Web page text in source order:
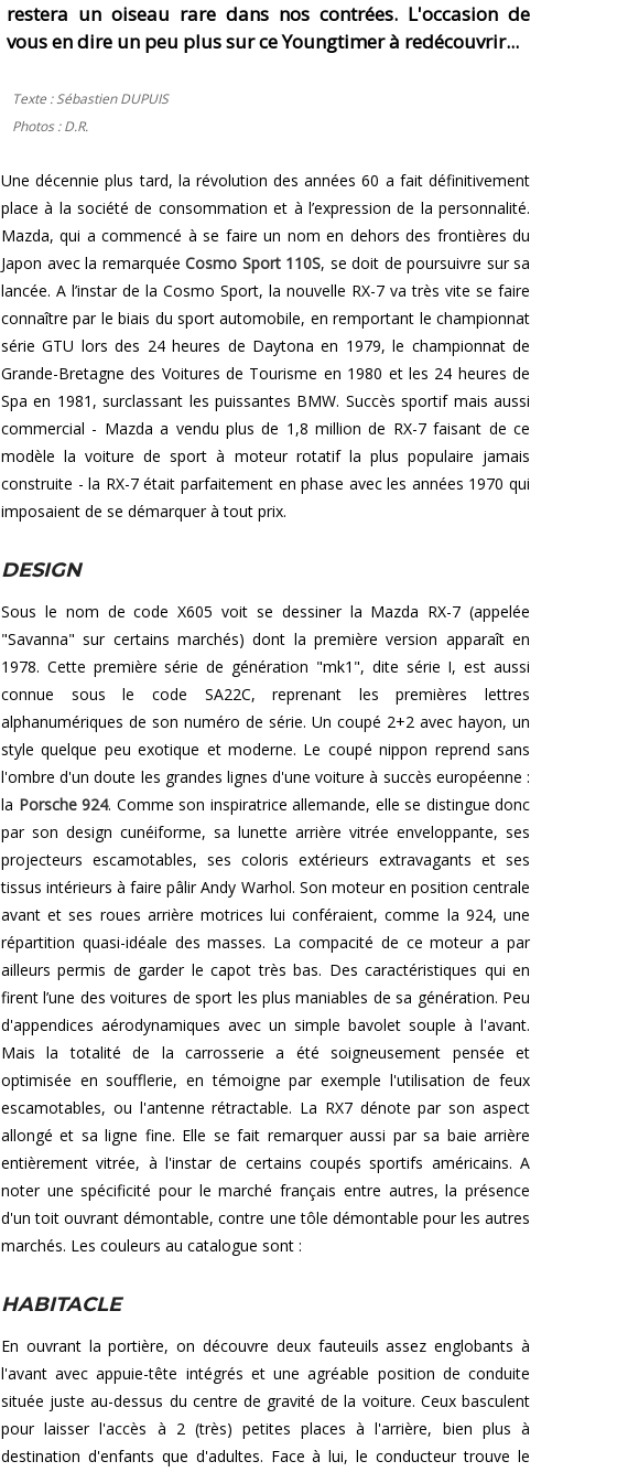
restera un oiseau rare dans nos contrées. L'occasion de
vous en dire un peu plus sur ce Youngtimer à redécouvrir...
Texte : Sébastien DUPUIS
Photos : D.R.
Une décennie plus tard, la révolution des années 60 a fait définitivement
place à la société de consommation et à l’expression de la personnalité.
Mazda, qui a commencé à se faire un nom en dehors des frontières du
Japon avec la remarquée Cosmo Sport 110S, se doit de poursuivre sur sa
lancée. A l’instar de la Cosmo Sport, la nouvelle RX-7 va très vite se faire
connaître par le biais du sport automobile, en remportant le championnat
série GTU lors des 24 heures de Daytona en 1979, le championnat de
Grande-Bretagne des Voitures de Tourisme en 1980 et les 24 heures de
Spa en 1981, surclassant les puissantes BMW. Succès sportif mais aussi
commercial - Mazda a vendu plus de 1,8 million de RX-7 faisant de ce
modèle la voiture de sport à moteur rotatif la plus populaire jamais
construite - la RX-7 était parfaitement en phase avec les années 1970 qui
imposaient de se démarquer à tout prix.
DESIGN
Sous le nom de code X605 voit se dessiner la Mazda RX-7 (appelée
"Savanna" sur certains marchés) dont la première version apparaît en
1978. Cette première série de génération "mk1", dite série I, est aussi
connue sous le code SA22C, reprenant les premières lettres
alphanumériques de son numéro de série. Un coupé 2+2 avec hayon, un
style quelque peu exotique et moderne. Le coupé nippon reprend sans
l'ombre d'un doute les grandes lignes d'une voiture à succès européenne :
la Porsche 924. Comme son inspiratrice allemande, elle se distingue donc
par son design cunéiforme, sa lunette arrière vitrée enveloppante, ses
projecteurs escamotables, ses coloris extérieurs extravagants et ses
tissus intérieurs à faire pâlir Andy Warhol. Son moteur en position centrale
avant et ses roues arrière motrices lui conféraient, comme la 924, une
répartition quasi-idéale des masses. La compacité de ce moteur a par
ailleurs permis de garder le capot très bas. Des caractéristiques qui en
firent l’une des voitures de sport les plus maniables de sa génération. Peu
d'appendices aérodynamiques avec un simple bavolet souple à l'avant.
Mais la totalité de la carrosserie a été soigneusement pensée et
optimisée en soufflerie, en témoigne par exemple l'utilisation de feux
escamotables, ou l'antenne rétractable. La RX7 dénote par son aspect
allongé et sa ligne fine. Elle se fait remarquer aussi par sa baie arrière
entièrement vitrée, à l'instar de certains coupés sportifs américains. A
noter une spécificité pour le marché français entre autres, la présence
d'un toit ouvrant démontable, contre une tôle démontable pour les autres
marchés. Les couleurs au catalogue sont :
HABITACLE
En ouvrant la portière, on découvre deux fauteuils assez englobants à
l'avant avec appuie-tête intégrés et une agréable position de conduite
située juste au-dessus du centre de gravité de la voiture. Ceux basculent
pour laisser l'accès à 2 (très) petites places à l'arrière, bien plus à
destination d'enfants que d'adultes. Face à lui, le conducteur trouve le